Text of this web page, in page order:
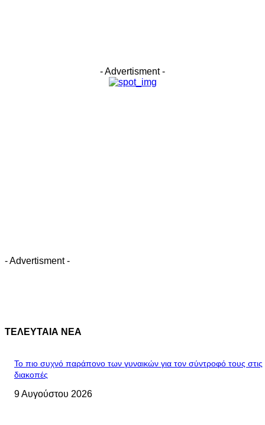
- Advertisment -
- Advertisment -
ΤΕΛΕΥΤΑΙΑ ΝΕΑ
Το πιο συχνό παράπονο των γυναικών για τον σύντροφό τους στις
διακοπές
9 Αυγούστου 2026